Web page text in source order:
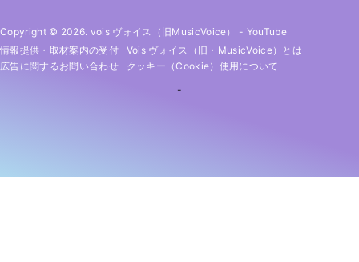
Copyright © 2026. vois ヴォイス（旧MusicVoice） - YouTube
情報提供・取材案内の受付
Vois ヴォイス（旧・MusicVoice）とは
広告に関するお問い合わせ
クッキー（cookie）使用について
-